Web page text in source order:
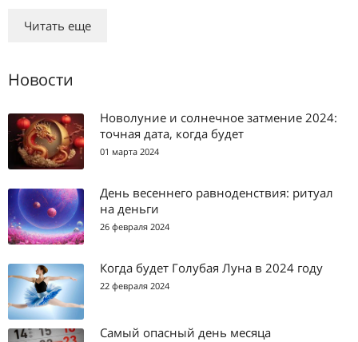
Читать еще
Новости
Новолуние и солнечное затмение 2024:
точная дата, когда будет
01 марта 2024
День весеннего равноденствия: ритуал
на деньги
26 февраля 2024
Когда будет Голубая Луна в 2024 году
22 февраля 2024
Самый опасный день месяца